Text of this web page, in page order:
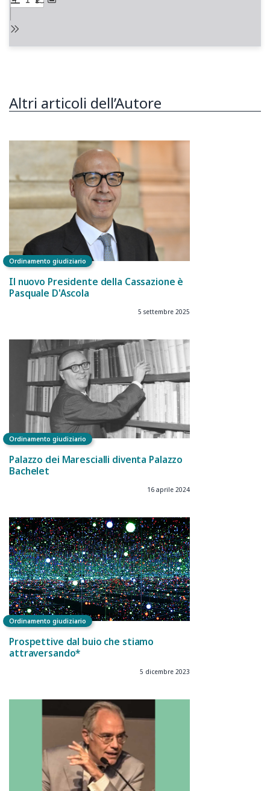
Altri articoli dell’Autore
Ordinamento giudiziario
Il nuovo Presidente della Cassazione è
Pasquale D'Ascola
5 settembre 2025
Ordinamento giudiziario
Palazzo dei Marescialli diventa Palazzo
Bachelet
16 aprile 2024
Ordinamento giudiziario
Prospettive dal buio che stiamo
attraversando*
5 dicembre 2023